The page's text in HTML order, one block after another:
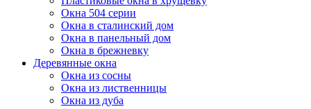
Окна 504 серии
Окна в сталинский дом
Окна в панельный дом
Окна в брежневку
Деревянные окна
Окна из сосны
Окна из лиственницы
Окна из дуба